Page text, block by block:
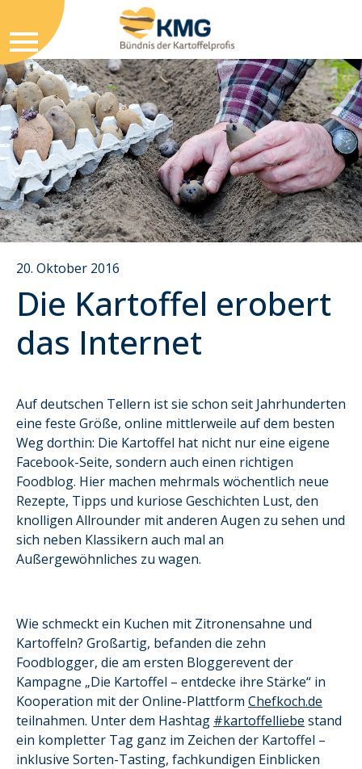
20. Oktober 2016
Die Kartoffel erobert
das Internet
Auf deutschen Tellern ist sie schon seit Jahrhunderten
eine feste Größe, online mittlerweile auf dem besten
Weg dorthin: Die Kartoffel hat nicht nur eine eigene
Facebook-Seite, sondern auch einen richtigen
Foodblog. Hier machen mehrmals wöchentlich neue
Rezepte, Tipps und kuriose Geschichten Lust, den
knolligen Allrounder mit anderen Augen zu sehen und
sich neben Klassikern auch mal an
Außergewöhnliches zu wagen.
Wie schmeckt ein Kuchen mit Zitronensahne und
Kartoffeln? Großartig, befanden die zehn
Foodblogger, die am ersten Bloggerevent der
Kampagne „Die Kartoffel – entdecke ihre Stärke“ in
Kooperation mit der Online-Plattform Chefkoch.de
teilnahmen. Unter dem Hashtag #kartoffelliebe stand
ein kompletter Tag ganz im Zeichen der Kartoffel –
inklusive Sorten-Tasting, fachkundigen Einblicken